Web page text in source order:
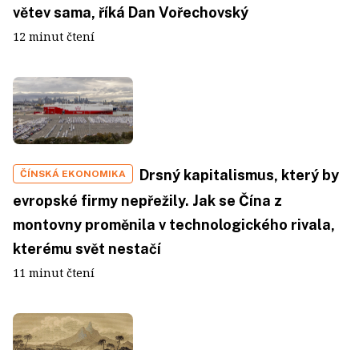
větev sama, říká Dan Vořechovský
12 minut čtení
ČÍNSKÁ EKONOMIKA
Drsný kapitalismus, který by
evropské firmy nepřežily. Jak se Čína z
montovny proměnila v technologického rivala,
kterému svět nestačí
11 minut čtení